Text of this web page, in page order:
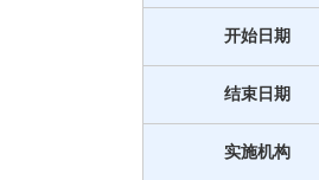
开始日期
结束日期
实施机构